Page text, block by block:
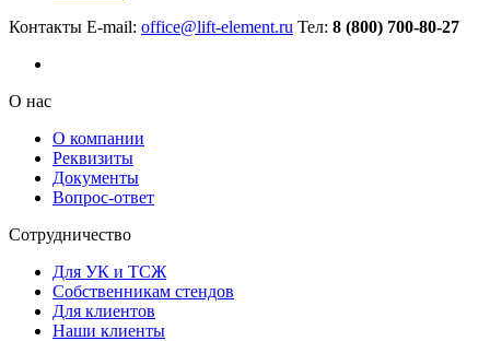
Контакты E-mail: office@lift-element.ru Тел: 8 (800) 700-80-27
О нас
О компании
Реквизиты
Документы
Вопрос-ответ
Сотрудничество
Для УК и ТСЖ
Собственникам стендов
Для клиентов
Наши клиенты